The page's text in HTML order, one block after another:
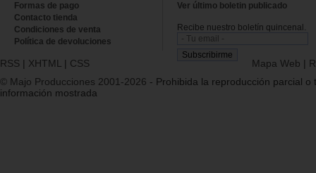
Formas de pago
Contacto tienda
Condiciones de venta
Política de devoluciones
Ver último boletin publicado
Recibe nuestro boletín quincenal.
RSS | XHTML | CSS Mapa Web |
© Majo Producciones 2001-2026 - Prohibida la reproducción parcial o
información mostrada